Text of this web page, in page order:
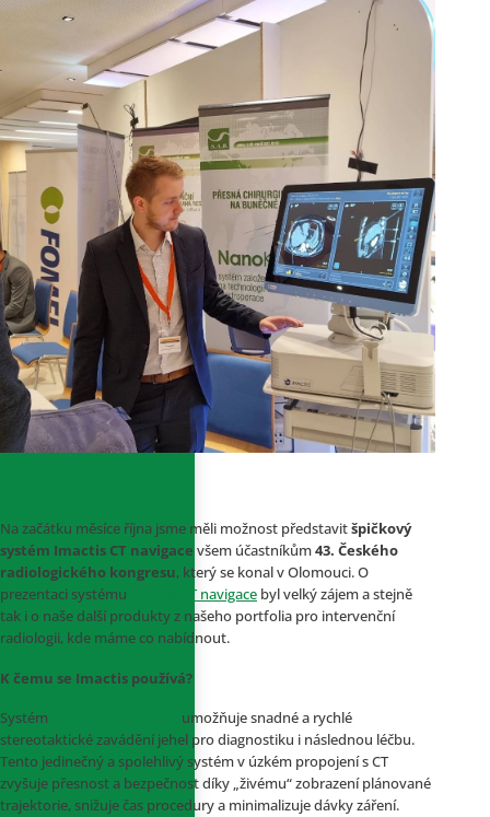
Na začátku měsíce října jsme měli možnost představitšpičkový
systém Imactis CT navigace všem účastníkům43. Českého
radiologického kongresu, který se konal v Olomouci. O
prezentaci systému
Imactis CT navigace byl velký zájem a stejně
tak i o naše další produkty z našeho portfolia pro intervenční
radiologii, kde máme co nabídnout.
K čemu se Imactis používá?
Systém
umožňuje snadné a rychlé
stereotaktické zavádění jehel pro diagnostiku i následnou léčbu.
Tento jedinečný a spolehlivý systém v úzkém propojení s CT
zvyšuje přesnost a bezpečnost díky „živému“ zobrazení plánované
trajektorie, snižuje čas procedury a minimalizuje dávky záření.